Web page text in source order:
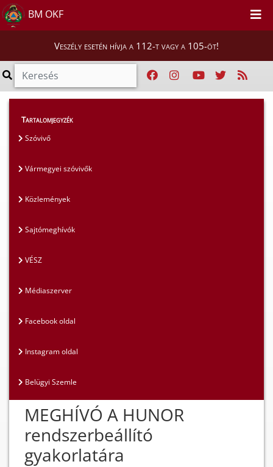
BM OKF
Veszély esetén hívja a 112-t vagy a 105-öt!
Magunkról
Tartalomjegyzék
Szóvivő
Vármegyei szóvivők
Közlemények
Sajtómeghívók
VÉSZ
Médiaszerver
Facebook oldal
Instagram oldal
Belügyi Szemle
MEGHÍVÓ A HUNOR
rendszerbeállító
gyakorlatára